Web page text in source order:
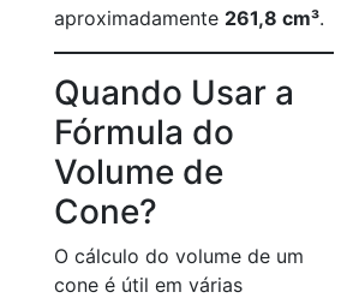
aproximadamente 261,8 cm³.
Quando Usar a
Fórmula do
Volume de
Cone?
O cálculo do volume de um
cone é útil em várias